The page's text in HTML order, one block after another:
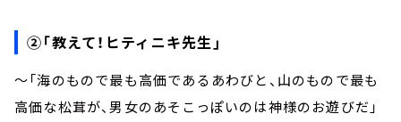
②「教えて！ヒティニキ先生」
～「海のもので最も高価であるあわびと、山のもので最も
高価な松茸が、男女のあそこっぽいのは神様のお遊びだ」